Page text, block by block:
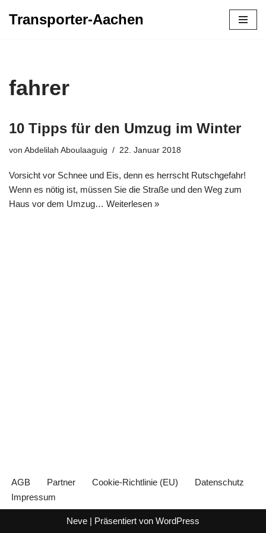
Transporter-Aachen
fahrer
10 Tipps für den Umzug im Winter
von Abdelilah Aboulaaguig 22. Januar 2018
Vorsicht vor Schnee und Eis, denn es herrscht Rutschgefahr!
Wenn es nötig ist, müssen Sie die Straße und den Weg zum
Haus vor dem Umzug… Weiterlesen »
AGB Partner Cookie-Richtlinie (EU)
Datenschutz
Impressum
Neve | Präsentiert von WordPress